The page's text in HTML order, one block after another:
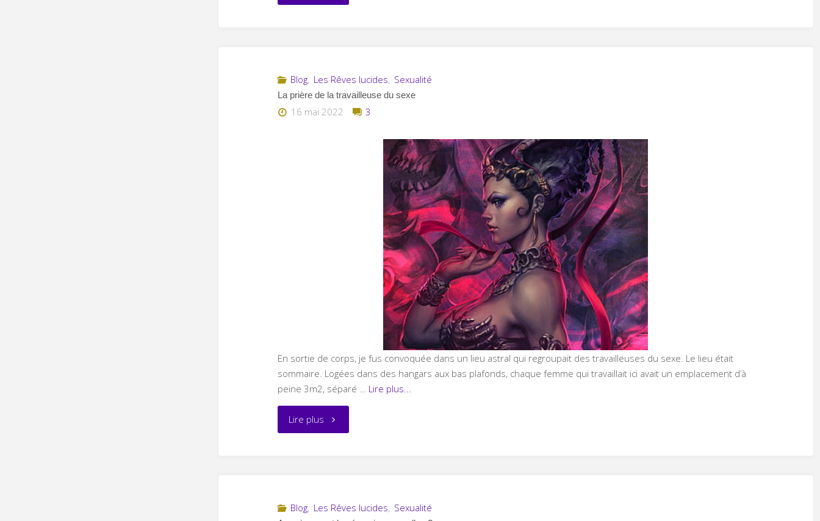
Blog, Les Rêves lucides, Sexualité
La prière de la travailleuse du sexe
16 mai 2022 3
En sortie de corps, je fus convoquée dans un lieu astral qui regroupait des travailleuses du sexe. Le lieu était
sommaire. Logées dans des hangars aux bas plafonds, chaque femme qui travaillait ici avait un emplacement d’à
peine 3m2, séparé … Lire plus...
Lire plus "La
Blog, Les Rêves lucides, Sexualité